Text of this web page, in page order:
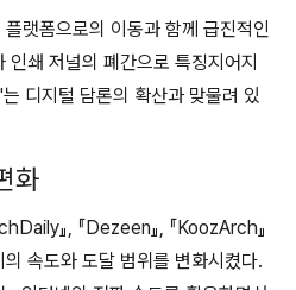
랫폼으로의 이동과 함께 급진적인
쇄 저널의 폐간으로 특징지어지
디지털 담론의 확산과 맞물려 있
화
』, 『Dezeen』, 『KoozArch』
속도와 도달 범위를 변화시켰다.